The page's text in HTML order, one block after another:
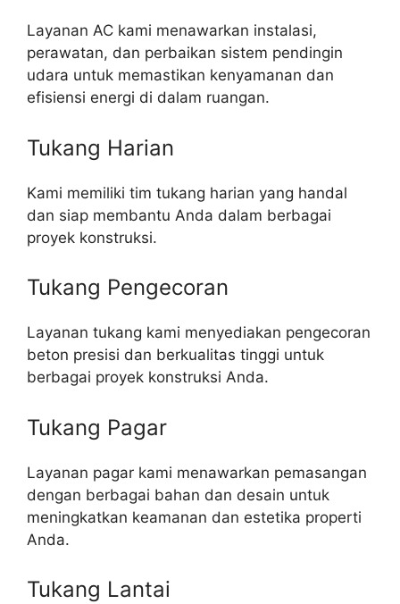
Layanan AC kami menawarkan instalasi,
perawatan, dan perbaikan sistem pendingin
udara untuk memastikan kenyamanan dan
efisiensi energi di dalam ruangan.
Tukang Harian
Kami memiliki tim tukang harian yang handal
dan siap membantu Anda dalam berbagai
proyek konstruksi.
Tukang Pengecoran
Layanan tukang kami menyediakan pengecoran
beton presisi dan berkualitas tinggi untuk
berbagai proyek konstruksi Anda.
Tukang Pagar
Layanan pagar kami menawarkan pemasangan
dengan berbagai bahan dan desain untuk
meningkatkan keamanan dan estetika properti
Anda.
Tukang Lantai